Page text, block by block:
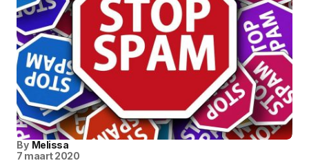
By Melissa
7 maart 2020